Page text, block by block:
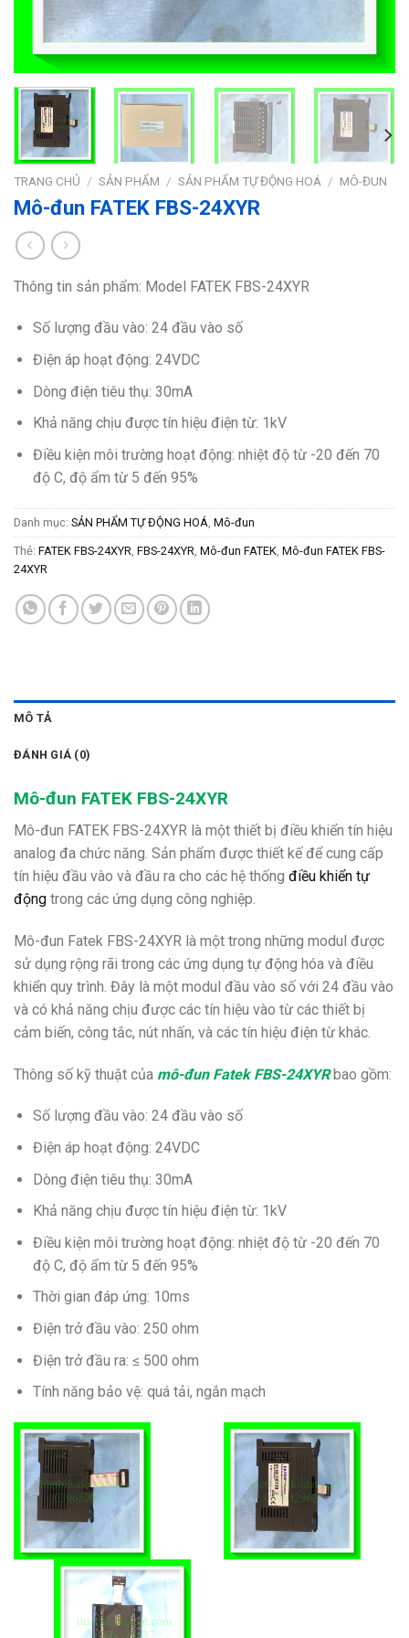
TRANG CHỦ / SẢN PHẨM / SẢN PHẨM TỰ ĐỘNG HOÁ / MÔ-ĐUN
Mô-đun FATEK FBS-24XYR
Thông tin sản phẩm: Model FATEK FBS-24XYR
Số lượng đầu vào: 24 đầu vào số
Điện áp hoạt động: 24VDC
Dòng điện tiêu thụ: 30mA
Khả năng chịu được tín hiệu điện từ: 1kV
Điều kiện môi trường hoạt động: nhiệt độ từ -20 đến 70
độ C, độ ẩm từ 5 đến 95%
Danh mục: SẢN PHẨM TỰ ĐỘNG HOÁ Mô-đun
Thẻ: FATEK FBS-24XYR FBS-24XYR Mô-đun FATEK Mô-đun FATEK FBS-
24XYR
MÔ TẢ
ĐÁNH GIÁ (0)
Mô-đun FATEK FBS-24XYR
Mô-đun FATEK FBS-24XYR là một thiết bị điều khiển tín hiệu
analog đa chức năng. Sản phẩm được thiết kế để cung cấp
tín hiệu đầu vào và đầu ra cho các hệ thống điều khiển tự
động trong các ứng dụng công nghiệp.
Mô-đun Fatek FBS-24XYR là một trong những modul được
sử dụng rộng rãi trong các ứng dụng tự động hóa và điều
khiển quy trình. Đây là một modul đầu vào số với 24 đầu vào
và có khả năng chịu được các tín hiệu vào từ các thiết bị
cảm biến, công tắc, nút nhấn, và các tín hiệu điện từ khác.
Thông số kỹ thuật của mô-đun Fatek FBS-24XYRbao gồm:
Số lượng đầu vào: 24 đầu vào số
Điện áp hoạt động: 24VDC
Dòng điện tiêu thụ: 30mA
Khả năng chịu được tín hiệu điện từ: 1kV
Điều kiện môi trường hoạt động: nhiệt độ từ -20 đến 70
độ C, độ ẩm từ 5 đến 95%
Thời gian đáp ứng: 10ms
Điện trở đầu vào: 250 ohm
Điện trở đầu ra: ≤ 500 ohm
Tính năng bảo vệ: quá tải, ngắn mạch